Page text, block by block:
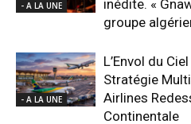
- A LA UNE
inédite. «
groupe
- A LA UNE
L’Envol du
Stratégie
Airlines
Continentale